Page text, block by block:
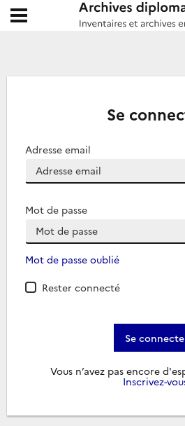
Archives diplomatiques
Ouvrir le menu déroulant
Se
Adresse email
Mot de passe
Mot de passe oublié
Rester connecté
Se
Vous n’avez pas encore
Inscrivez-